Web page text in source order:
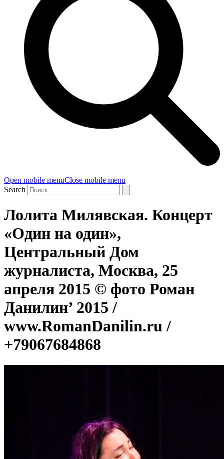
Open mobile menuClose mobile menu
Search
Лолита Милявская. Концерт
«Один на один»,
Центральный Дом
журналиста, Москва, 25
апреля 2015 © фото Роман
Данилин’ 2015 /
www.RomanDanilin.ru /
+79067684868